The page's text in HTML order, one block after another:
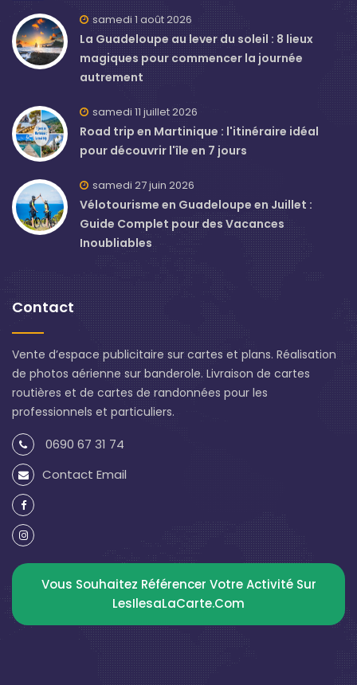
samedi 1 août 2026
La Guadeloupe au lever du soleil : 8 lieux
magiques pour commencer la journée
autrement
samedi 11 juillet 2026
Road trip en Martinique : l'itinéraire idéal
pour découvrir l'île en 7 jours
samedi 27 juin 2026
Vélotourisme en Guadeloupe en Juillet :
Guide Complet pour des Vacances
Inoubliables
Contact
Vente d’espace publicitaire sur cartes et plans. Réalisation
de photos aérienne sur banderole. Livraison de cartes
routières et de cartes de randonnées pour les
professionnels et particuliers.
0690 67 31 74
Contact Email
Vous Souhaitez Référencer Votre Activité Sur
LesIlesaLaCarte.com